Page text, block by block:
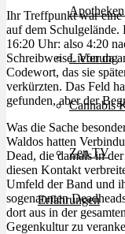
Lieferung
Cannabis
Zen TV
Erfahrungen
Ihr Treffpunkt war eine
auf dem
16:20 Uhr: also 4:20
Schreibweise. Von da
Codewort, das sie
verkürzten. Das Feld
gefunden, aber der
Was die Sache
Waldos hatten
Dead, die damals in
diesen Kontakt
Umfeld der Band und
sogenannten
dort aus in der
Gegenkultur zu